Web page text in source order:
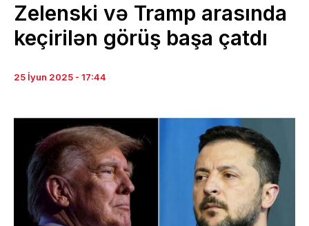
Zelenski və Tramp arasında
keçirilən görüş başa çatdı
25 İyun 2025 - 17:44